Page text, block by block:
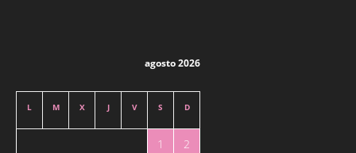
agosto 2026
L M X J V S D
1
2